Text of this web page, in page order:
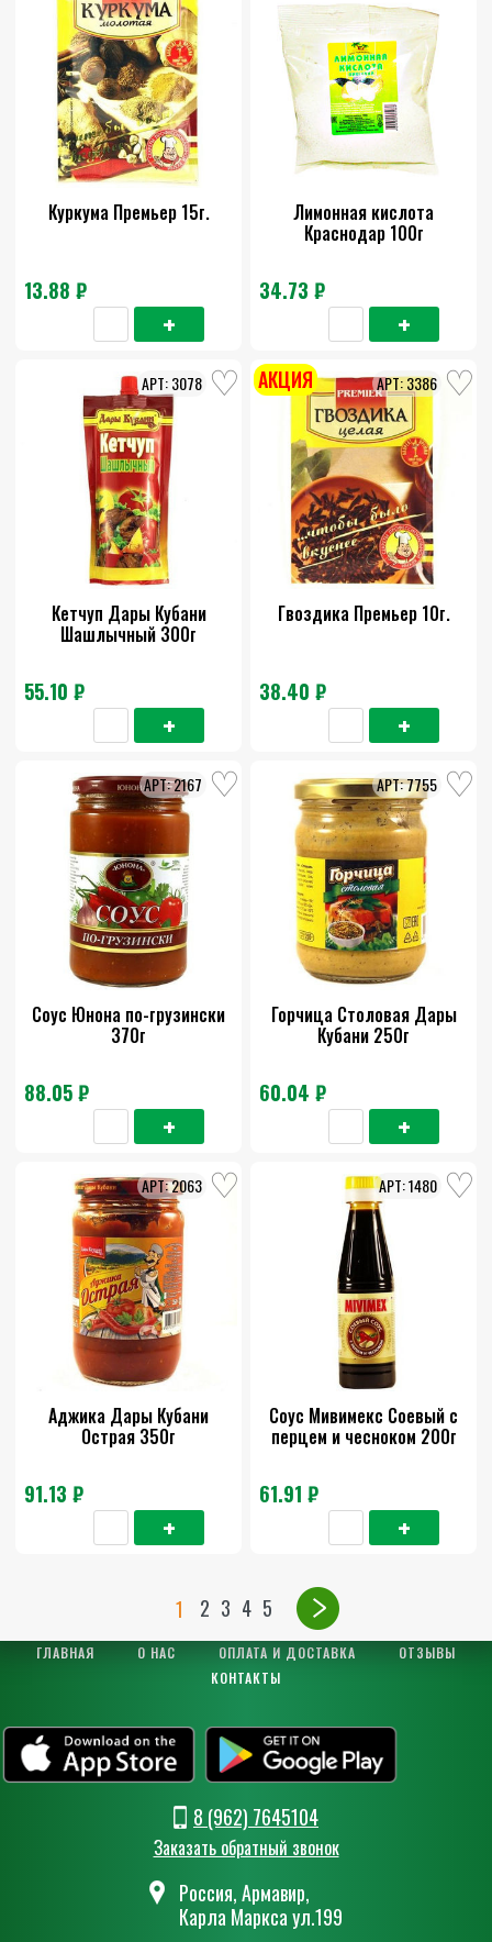
Куркума Премьер 15г.
13.88 ₽
Лимонная кислота
Краснодар 100г
34.73 ₽
Кетчуп Дары Кубани
Шашлычный 300г
55.10 ₽
3078
Гвоздика Премьер 10г.
38.40 ₽
3386
АКЦИЯ
Соус Юнона по-грузински
370г
88.05 ₽
2167
Горчица Столовая Дары
Кубани 250г
60.04 ₽
7755
Аджика Дары Кубани
Острая 350г
91.13 ₽
2063
Соус Мивимекс Соевый с
перцем и чесноком 200г
61.91 ₽
1480
1 2 3 4 5
ГЛАВНАЯ О НАС ОПЛАТА И ДОСТАВКА
ОТЗЫВЫ
КОНТАКТЫ
8 (962) 7645104
Заказать обратный звонок
Россия, Армавир,
Карла Маркса ул.199